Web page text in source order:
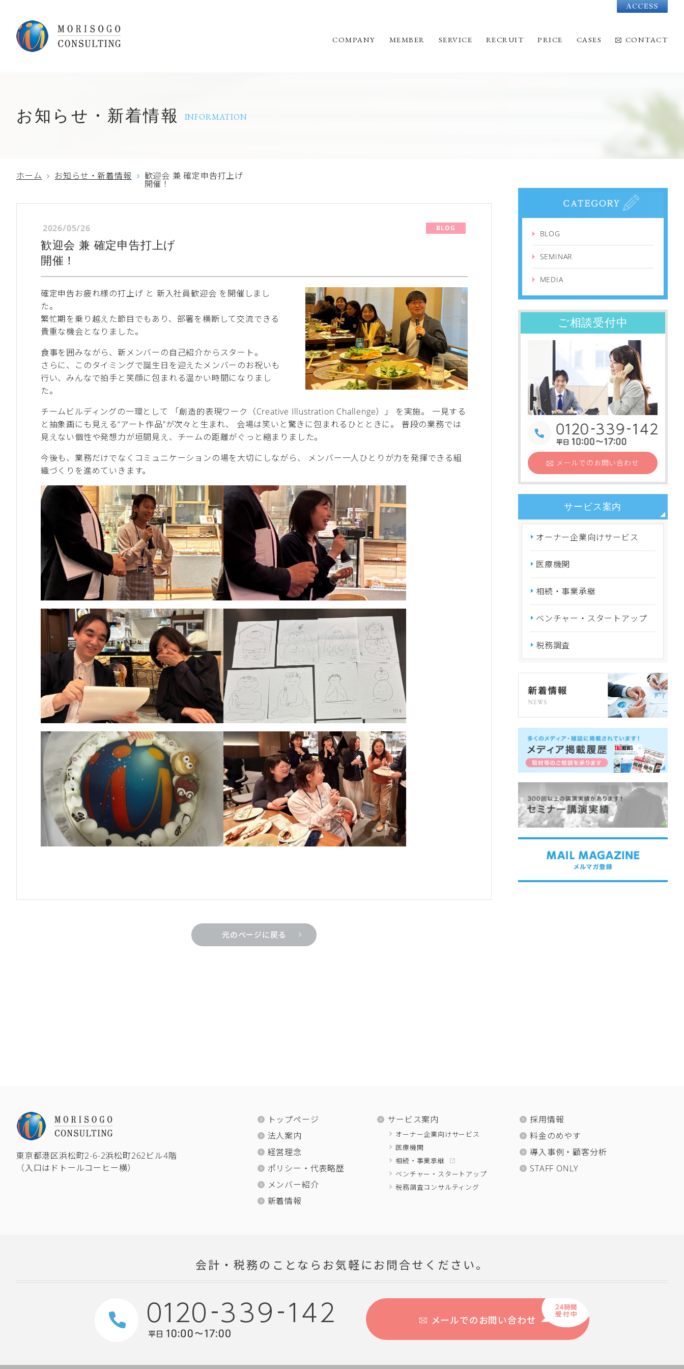
COMPANY MEMBER SERVICE RECRUIT PRICE CASES CONTACT
お知らせ・新着情報 INFORMATION
ホーム お知らせ・新着情報 歓迎会 兼 確定申告打上げ
開催！
2026/05/26 BLOG
歓迎会 兼 確定申告打上げ
開催！
確定申告お疲れ様の打上げ と 新入社員歓迎会 を開催しまし
た。
繁忙期を乗り越えた節目でもあり、部署を横断して交流できる
貴重な機会となりました。
食事を囲みながら、新メンバーの自己紹介からスタート。
さらに、このタイミングで誕生日を迎えたメンバーのお祝いも
行い、みんなで拍手と笑顔に包まれる温かい時間になりまし
た。
チームビルディングの一環として 「創造的表現ワーク（Creative Illustration Challenge）」 を実施。 一見する
と抽象画にも見える“アート作品”が次々と生まれ、 会場は笑いと驚きに包まれるひとときに。 普段の業務では
見えない個性や発想力が垣間見え、チームの距離がぐっと縮まりました。
今後も、業務だけでなくコミュニケーションの場を大切にしながら、 メンバー一人ひとりが力を発揮できる組
織づくりを進めていきます。
元のページに戻る
BLOG
SEMINAR
MEDIA
ご相談受付中
メールでの お問い合わせ
サービス案内
オーナー企業向けサービス
医療機関
相続・事業承継
ベンチャー・スタートアップ
税務調査
東京都港区浜松町2-6-2浜松町262ビル4階
（入口はドトールコーヒー横）
トップページ
法人案内
経営理念
ポリシー・代表略歴
メンバー紹介
新着情報
サービス案内
オーナー企業向けサービス
医療機関
相続・事業承継
ベンチャー・スタートアップ
税務調査コンサルティング
採用情報
料金のめやす
導入事例・顧客分析
STAFF ONLY
会計・税務のことならお気軽にお問合せください。
メールでのお問い合わせ